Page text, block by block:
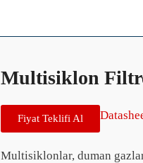
Multisiklon
Fiyat Teklifi Al
Multisiklonlar, duman